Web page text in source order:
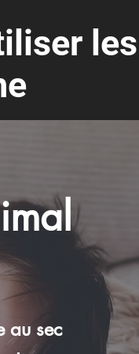
les
au sec